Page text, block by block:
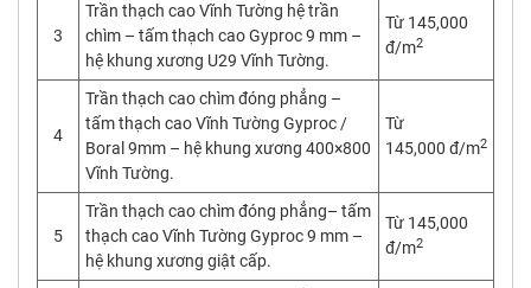
3
Trần thạch cao Vĩnh Tường hệ trần
chìm – tấm thạch cao Gyproc 9 mm –
hệ khung xương U29 Vĩnh Tường.
Từ 145,000
đ/m2
4
Trần thạch cao chìm đóng phẳng –
tấm thạch cao Vĩnh Tường Gyproc /
Boral 9mm – hệ khung xương 400×800
Vĩnh Tường.
Từ
145,000 đ/m2
5
Trần thạch cao chìm đóng phẳng– tấm
thạch cao Vĩnh Tường Gyproc 9 mm –
hệ khung xương giật cấp.
Từ 145,000
đ/m2